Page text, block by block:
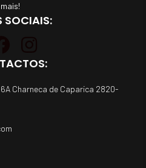
mais!
SOCIAIS:
Charneca de Caparica 2820-